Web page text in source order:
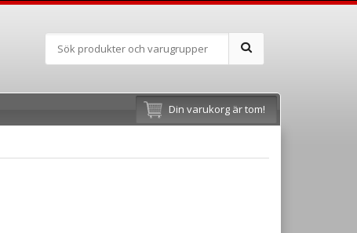
Din varukorg är tom!